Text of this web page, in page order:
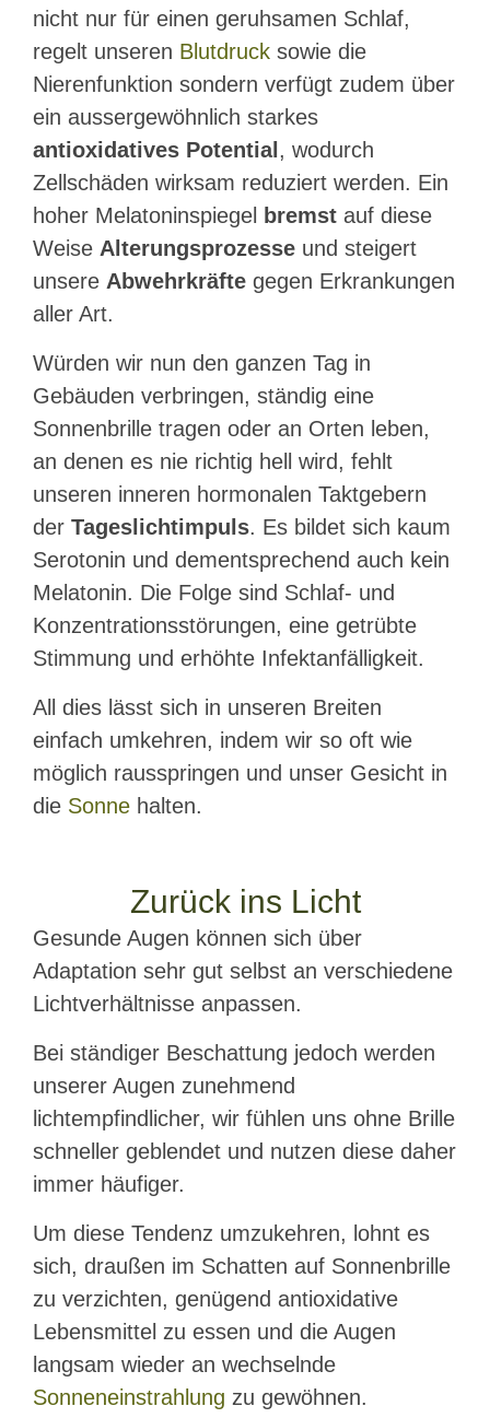
nicht nur für einen geruhsamen Schlaf,
regelt unseren Blutdrucksowie die
Nierenfunktion sondern verfügt zudem über
ein aussergewöhnlich starkes
antioxidatives Potential , wodurch
Zellschäden wirksam reduziert werden. Ein
hoher Melatoninspiegel
bremstauf diese
Weise Alterungsprozesseund steigert
unsere Abwehrkräftegegen Erkrankungen
aller Art.
Würden wir nun den ganzen Tag in
Gebäuden verbringen, ständig eine
Sonnenbrille tragen oder an Orten leben,
an denen es nie richtig hell wird, fehlt
unseren inneren hormonalen Taktgebern
der Tageslichtimpuls. Es bildet sich kaum
Serotonin und dementsprechend auch kein
Melatonin. Die Folge sind Schlaf- und
Konzentrationsstörungen, eine getrübte
Stimmung und erhöhte Infektanfälligkeit.
All dies lässt sich in unseren Breiten
einfach umkehren, indem wir so oft wie
möglich rausspringen und unser Gesicht in
die Sonnehalten.
Zurück ins Licht
Gesunde Augen können sich über
Adaptation sehr gut selbst an verschiedene
Lichtverhältnisse anpassen.
Bei ständiger Beschattung jedoch werden
unserer Augen zunehmend
lichtempfindlicher, wir fühlen uns ohne Brille
schneller geblendet und nutzen diese daher
immer häufiger.
Um diese Tendenz umzukehren, lohnt es
sich, draußen im Schatten auf Sonnenbrille
zu verzichten, genügend antioxidative
Lebensmittel zu essen und die Augen
langsam wieder an wechselnde
Sonneneinstrahlung zu gewöhnen.